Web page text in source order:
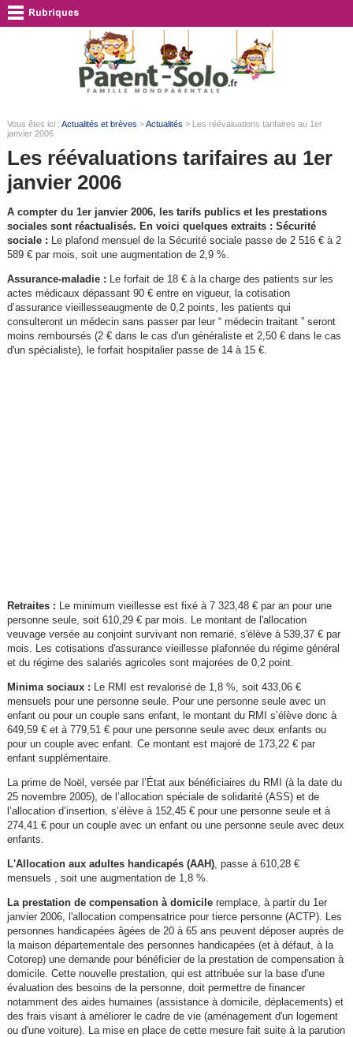
Vous êtes ici : Actualités et brèves >Actualités > Les réévaluations tarifaires au 1er
janvier 2006
Les réévaluations tarifaires au 1er
janvier 2006
A compter du 1er janvier 2006, les tarifs publics et les prestations
sociales sont réactualisés. En voici quelques extraits : Sécurité
sociale : Le plafond mensuel de la Sécurité sociale passe de 2 516 € à 2
589 € par mois, soit une augmentation de 2,9 %.
Assurance-maladie : Le forfait de 18 € à la charge des patients sur les
actes médicaux dépassant 90 € entre en vigueur, la cotisation
d’assurance vieillesseaugmente de 0,2 points, les patients qui
consulteront un médecin sans passer par leur “ médecin traitant ” seront
moins remboursés (2 € dans le cas d'un généraliste et 2,50 € dans le cas
d'un spécialiste), le forfait hospitalier passe de 14 à 15 €.
Retraites : Le minimum vieillesse est fixé à 7 323,48 € par an pour une
personne seule, soit 610,29 € par mois. Le montant de l'allocation
veuvage versée au conjoint survivant non remarié, s'élève à 539,37 € par
mois. Les cotisations d'assurance vieillesse plafonnée du régime général
et du régime des salariés agricoles sont majorées de 0,2 point.
Minima sociaux : Le RMI est revalorisé de 1,8 %, soit 433,06 €
mensuels pour une personne seule. Pour une personne seule avec un
enfant ou pour un couple sans enfant, le montant du RMI s’élève donc à
649,59 € et à 779,51 € pour une personne seule avec deux enfants ou
pour un couple avec enfant. Ce montant est majoré de 173,22 € par
enfant supplémentaire.
La prime de Noël, versée par l’État aux bénéficiaires du RMI (à la date du
25 novembre 2005), de l’allocation spéciale de solidarité (ASS) et de
l’allocation d’insertion, s’élève à 152,45 € pour une personne seule et à
274,41 € pour un couple avec un enfant ou une personne seule avec deux
enfants.
L'Allocation aux adultes handicapés (AAH), passe à 610,28 €
mensuels , soit une augmentation de 1,8 %.
La prestation de compensation à domicileremplace, à partir du 1er
janvier 2006, l'allocation compensatrice pour tierce personne (ACTP). Les
personnes handicapées âgées de 20 à 65 ans peuvent déposer auprès de
la maison départementale des personnes handicapées (et à défaut, à la
Cotorep) une demande pour bénéficier de la prestation de compensation à
domicile. Cette nouvelle prestation, qui est attribuée sur la base d'une
évaluation des besoins de la personne, doit permettre de financer
notamment des aides humaines (assistance à domicile, déplacements) et
des frais visant à améliorer le cadre de vie (aménagement d'un logement
ou d'une voiture). La mise en place de cette mesure fait suite à la parution